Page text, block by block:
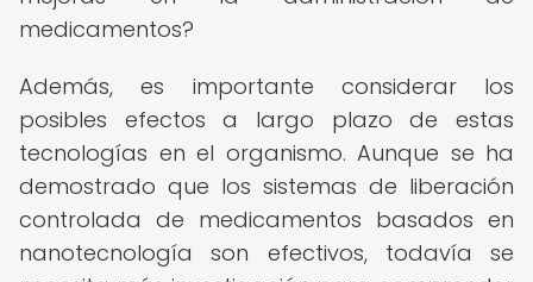
medicamentos?
Además, es importante considerar los
posibles efectos a largo plazo de estas
tecnologías en el organismo. Aunque se ha
demostrado que los sistemas de liberación
controlada de medicamentos basados en
nanotecnología son efectivos, todavía se